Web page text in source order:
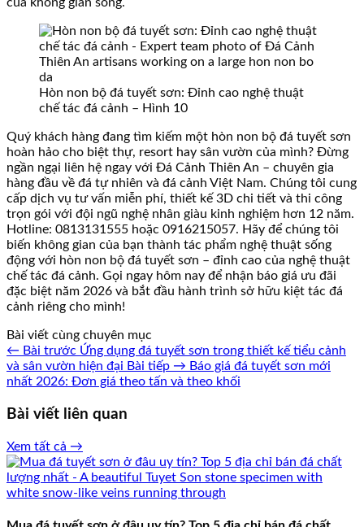
của không gian sống.
Hòn non bộ đá tuyết sơn: Đỉnh cao nghệ thuật
chế tác đá cảnh – Hình 10
Quý khách hàng đang tìm kiếm một hòn non bộ đá tuyết sơn
hoàn hảo cho biệt thự, resort hay sân vườn của mình? Đừng
ngần ngại liên hệ ngay với Đá Cảnh Thiên An – chuyên gia
hàng đầu về đá tự nhiên và đá cảnh Việt Nam. Chúng tôi cung
cấp dịch vụ tư vấn miễn phí, thiết kế 3D chi tiết và thi công
trọn gói với đội ngũ nghệ nhân giàu kinh nghiệm hơn 12 năm.
Hotline: 0813131555 hoặc 0916215057. Hãy để chúng tôi
biến không gian của bạn thành tác phẩm nghệ thuật sống
động với hòn non bộ đá tuyết sơn – đỉnh cao của nghệ thuật
chế tác đá cảnh. Gọi ngay hôm nay để nhận báo giá ưu đãi
đặc biệt năm 2026 và bắt đầu hành trình sở hữu kiệt tác đá
cảnh riêng cho mình!
Bài viết cùng chuyên mục
← Bài trước Ứng dụng đá tuyết sơn trong thiết kế tiểu cảnh
và sân vườn hiện đại Bài tiếp → Báo giá đá tuyết sơn mới
nhất 2026: Đơn giá theo tấn và theo khối
Bài viết liên quan
Xem tất cả →